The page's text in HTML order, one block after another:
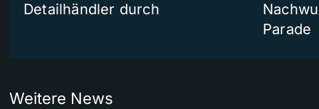
Detailhändler durch
Parade
Weitere News